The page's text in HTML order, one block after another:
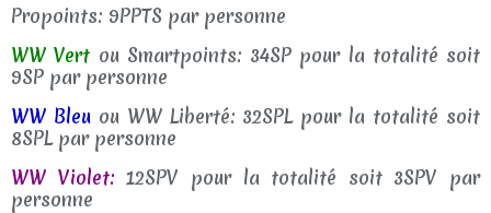
Propoints: 9PPTS par personne
WW Vert ou Smartpoints: 34SP pour la totalité soit
9SP par personne
WW Bleuou WW Liberté: 32SPL pour la totalité soit
8SPL par personne
WW Violet: 12SPV pour la totalité soit 3SPV par
personne